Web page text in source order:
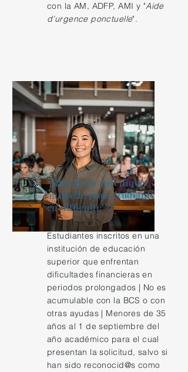
con la AM, ADFP, AMI y "Aide
d'urgence ponctuelle".
"Allocation spécifique
annuelle pour étudiant
en difficulté" :
Estudiantes inscritos en una
institución de educación
superior que enfrentan
dificultades financieras en
periodos prolongados | No es
acumulable con la BCS o con
otras ayudas | Menores de 35
años al 1 de septiembre del
año académico para el cual
presentan la solicitud, salvo si
han sido reconocid@s como